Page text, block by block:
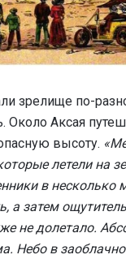
зрелище по-
Около Аксая
высоту.
летели на
в несколько
а затем
не долетало.
Небо в